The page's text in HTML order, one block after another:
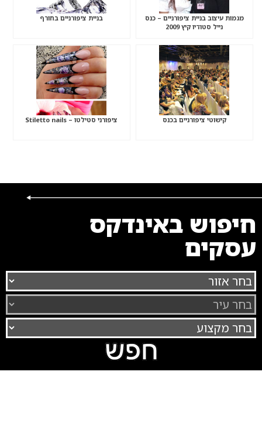
מגמות עיצוב בניית ציפורניים – כנס
נייל סטודיו קיץ 2009
בניית ציפורניים בחורף
קישוטי ציפורניים בכנס ציפורני סטילטו – Stiletto nails
חיפוש באינדקס
עסקים